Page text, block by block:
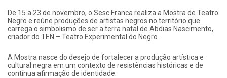
De 15 a 23 de novembro, o Sesc Franca realiza a Mostra de Teatro
Negro e reúne produções de artistas negros no território que
carrega o simbolismo de ser a terra natal de Abdias Nascimento,
criador do TEN – Teatro Experimental do Negro.
A Mostra nasce do desejo de fortalecer a produção artística e
cultural negra em um contexto de resistências históricas e de
contínua afirmação de identidade.